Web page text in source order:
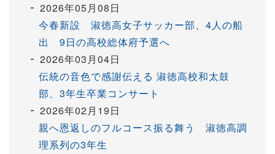
2026年05月08日
今春新設 淑徳高女子サッカー部、4人の船
出 9日の高校総体府予選へ
2026年03月04日
伝統の音色で感謝伝える 淑徳高校和太鼓
部、3年生卒業コンサート
2026年02月19日
親へ恩返しのフルコース振る舞う 淑徳高調
理系列の3年生